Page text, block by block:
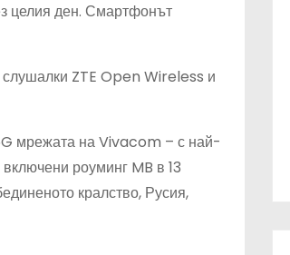
целия ден. Смартфонът
слушалки ZTE Open Wireless и
мрежата на Vivacom – с най-
роуминг MB в 13
кралство, Русия,